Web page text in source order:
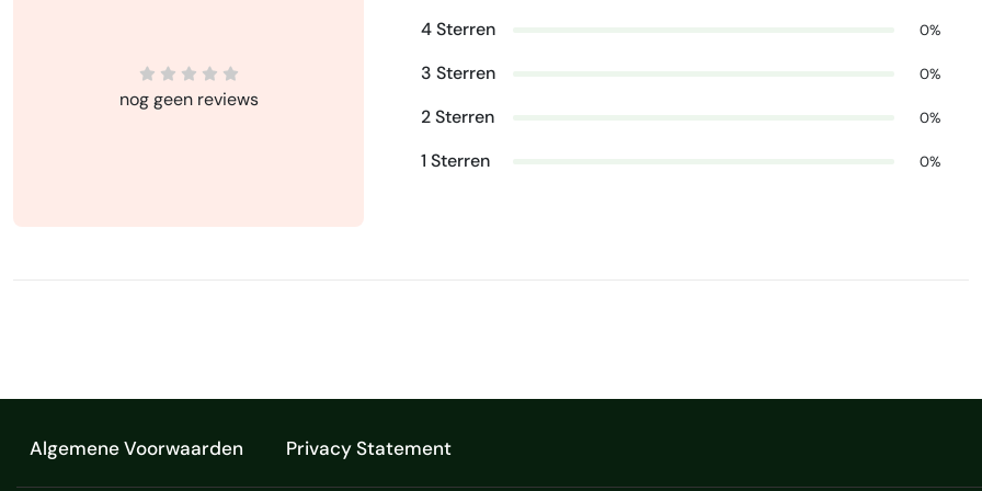
nog geen reviews
4 Sterren 0%
3 Sterren 0%
2 Sterren 0%
1 Sterren 0%
Algemene Voorwaarden Privacy Statement